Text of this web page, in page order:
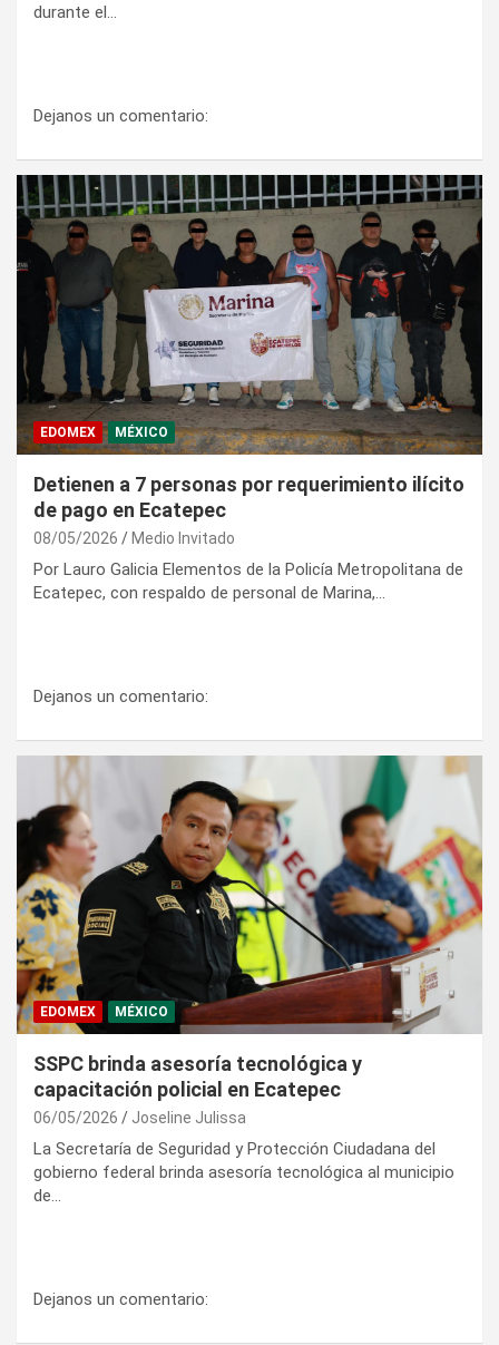
durante el…
Dejanos un comentario:
EDOMEX MÉXICO
Detienen a 7 personas por requerimiento ilícito
de pago en Ecatepec
08/05/2026 Medio Invitado
Por Lauro Galicia Elementos de la Policía Metropolitana de
Ecatepec, con respaldo de personal de Marina,…
Dejanos un comentario:
EDOMEX MÉXICO
SSPC brinda asesoría tecnológica y
capacitación policial en Ecatepec
06/05/2026 Joseline Julissa
La Secretaría de Seguridad y Protección Ciudadana del
gobierno federal brinda asesoría tecnológica al municipio
de…
Dejanos un comentario: